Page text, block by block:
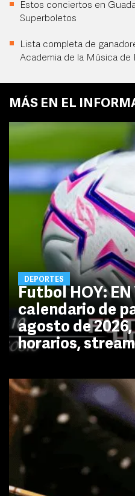
Estos conciertos en
Superboletos
Lista completa de
Academia de la Música de
MÁS EN EL
DEPORTES
Futbol HOY: EN
calendario de
agosto de
horarios,